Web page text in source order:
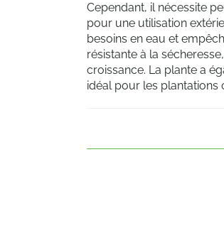
Cependant, il nécessite
pour une utilisation
besoins en eau et
résistante à la
croissance. La plante a
idéal pour les plantations